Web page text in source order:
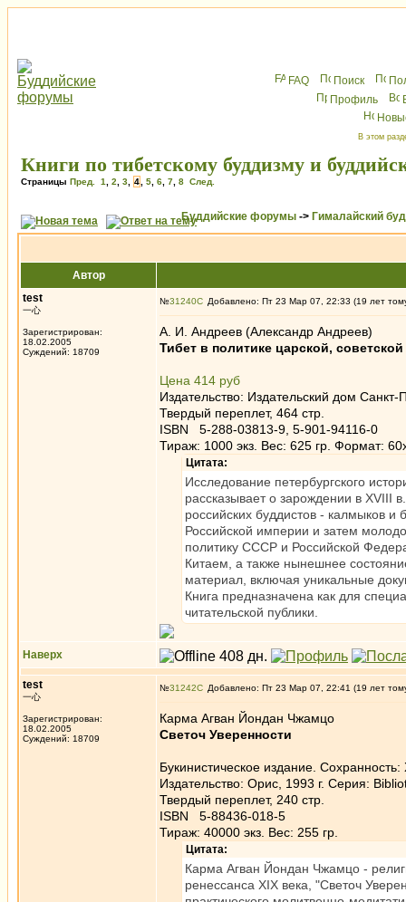
FAQ Поиск
Профиль
В этом
Книги по тибетскому буддизму и
Страницы Пред. 1 2 3 4 5 6 7 8 След.
Буддийские форумы -> Гималайский
Автор
test
一心
Зарегистрирован:
18.02.2005
Суждений: 18709
№31240 Добавлено: Пт 23 Мар 07, 22:33 (19 лет
А. И. Андреев (Александр Андреев)
Тибет в политике царской,
Цена 414 руб
Издательство: Издательский дом Санкт-
Твердый переплет, 464 стр.
ISBN 5-288-03813-9, 5-901-94116-0
Тираж: 1000 экз. Вес: 625 гр. Формат:
Цитата:
Исследование петербургского
рассказывает о зарождении в XVIII
российских буддистов - калмыков и
Российской империи и затем
политику СССР и Российской
Китаем, а также нынешнее
материал, включая уникальные
Книга предназначена как для
читательской публики.
Наверх
test
一心
Зарегистрирован:
18.02.2005
Суждений: 18709
№31242 Добавлено: Пт 23 Мар 07, 22:41 (19 лет
Карма Агван Йондан Чжамцо
Светоч Уверенности
Букинистическое издание.
Издательство: Орис, 1993 г. Серия:
Твердый переплет, 240 стр.
ISBN 5-88436-018-5
Тираж: 40000 экз. Вес: 255 гр.
Цитата:
Карма Агван Йондан Чжамцо -
ренессанса XIX века, "Светоч